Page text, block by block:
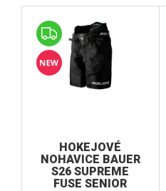
HOKEJOVÉ
NOHAVICE BAUER
S26 SUPREME
FUSE SENIOR